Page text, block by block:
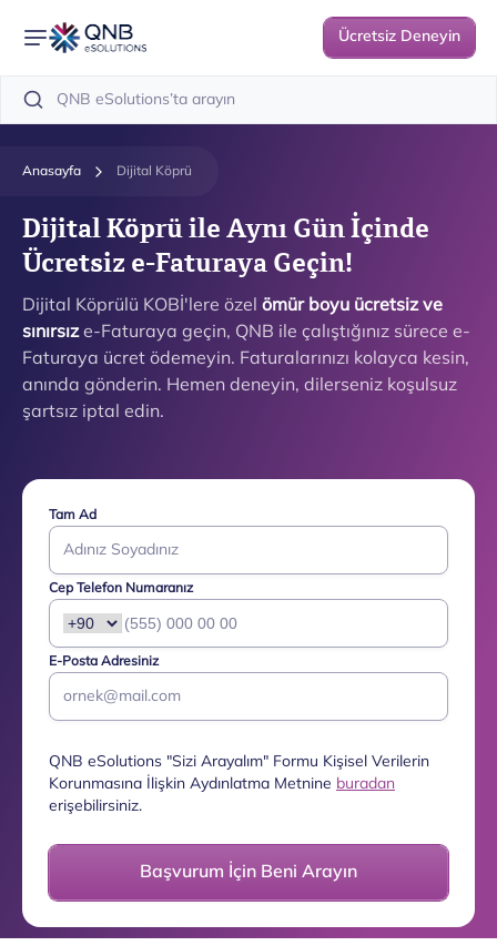
Ücretsiz Deneyin
Anasayfa Dijital Köprü
Dijital Köprü ile Aynı Gün İçinde
Ücretsiz e-Faturaya Geçin!
Dijital Köprülü KOBİ'lere özel ömür boyu ücretsiz ve
sınırsıze-Faturaya geçin, QNB ile çalıştığınız sürece e-
Faturaya ücret ödemeyin. Faturalarınızı kolayca kesin,
anında gönderin. Hemen deneyin, dilerseniz koşulsuz
şartsız iptal edin.
Tam Ad
Cep Telefon Numaranız
E-Posta Adresiniz
QNB eSolutions "Sizi Arayalım" Formu Kişisel Verilerin
Korunmasına İlişkin Aydınlatma Metnine buradan
erişebilirsiniz.
Başvurum İçin Beni Arayın